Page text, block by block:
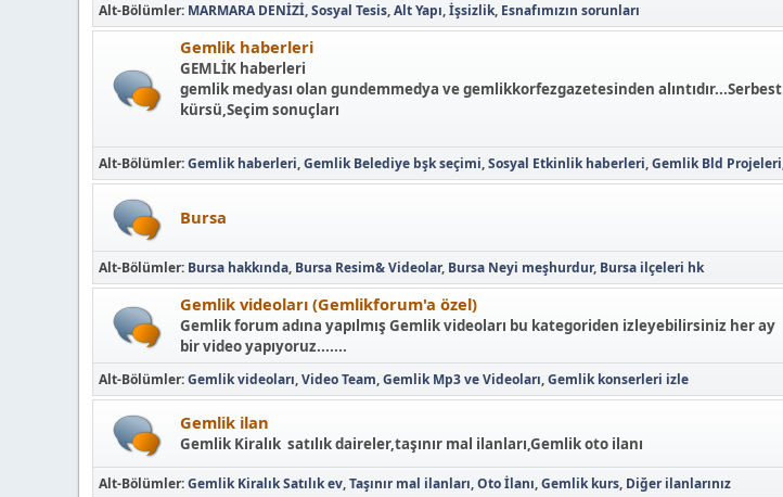
Alt-Bölümler MARMARA DENİZİ Sosyal Tesis Alt Yapı İşsizlik Esnafımızın sorunları
Gemlik haberleri
GEMLİK haberleri
gemlik medyası olan gundemmedya ve gemlikkorfezgazetesinden alıntıdır...Serbest
kürsü,Seçim sonuçları
Alt-Bölümler Gemlik haberleri Gemlik Belediye bşk seçimi Sosyal Etkinlik haberleri Gemlik Bld Projeleri
Bursa
Alt-Bölümler Bursa hakkında Bursa Resim& Videolar Bursa Neyi meşhurdur Bursa ilçeleri hk
Gemlik videoları (Gemlikforum'a özel)
Gemlik forum adına yapılmış Gemlik videoları bu kategoriden izleyebilirsiniz her ay
bir video yapıyoruz.......
Alt-Bölümler Gemlik videoları Video Team Gemlik Mp3 ve Videoları Gemlik konserleri izle
Gemlik ilan
Gemlik Kiralık satılık daireler,taşınır mal ilanları,Gemlik oto ilanı
Alt-Bölümler Gemlik Kiralık Satılık ev Taşınır mal ilanları Oto İlanı Gemlik kurs Diğer ilanlarınız